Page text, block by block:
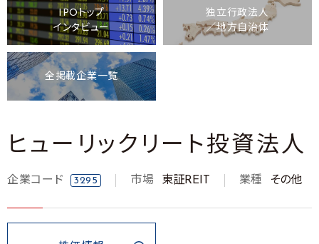
IPOトップ
インタビュー
独立行政法人
／地方自治体
全掲載企業一覧
ヒューリックリート投資法人
企業コード 3295 市場 東証REIT 業種 その他